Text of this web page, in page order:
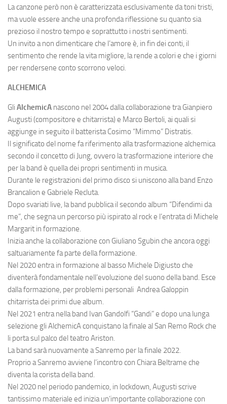
La canzone però non è caratterizzata esclusivamente da toni tristi,
ma vuole essere anche una profonda riflessione su quanto sia
prezioso il nostro tempo e soprattutto i nostri sentimenti.
Un invito a non dimenticare che l’amore è, in fin dei conti, il
sentimento che rende la vita migliore, la rende a colori e che i giorni
per rendersene conto scorrono veloci.
ALCHEMICA
Gli AlchemicA nascono nel 2004 dalla collaborazione tra Gianpiero
Augusti (compositore e chitarrista) e Marco Bertoli, ai quali si
aggiunge in seguito il batterista Cosimo “Mimmo” Distratis.
Il significato del nome fa riferimento alla trasformazione alchemica
secondo il concetto di Jung, ovvero la trasformazione interiore che
per la band è quella dei propri sentimenti in musica.
Durante le registrazioni del primo disco si uniscono alla band Enzo
Brancalion e Gabriele Recluta.
Dopo svariati live, la band pubblica il secondo album “Difendimi da
me”, che segna un percorso più ispirato al rock e l’entrata di Michele
Margarit in formazione.
Inizia anche la collaborazione con Giuliano Sgubin che ancora oggi
saltuariamente fa parte della formazione.
Nel 2020 entra in formazione al basso Michele Digiusto che
diventerà fondamentale nell’evoluzione del suono della band. Esce
dalla formazione, per problemi personali Andrea Galoppin
chitarrista dei primi due album.
Nel 2021 entra nella band Ivan Gandolfi “Gandi” e dopo una lunga
selezione gli AlchemicA conquistano la finale al San Remo Rock che
li porta sul palco del teatro Ariston.
La band sarà nuovamente a Sanremo per la finale 2022.
Proprio a Sanremo avviene l’incontro con Chiara Beltrame che
diventa la corista della band.
Nel 2020 nel periodo pandemico, in lockdown, Augusti scrive
tantissimo materiale ed inizia un’importante collaborazione con